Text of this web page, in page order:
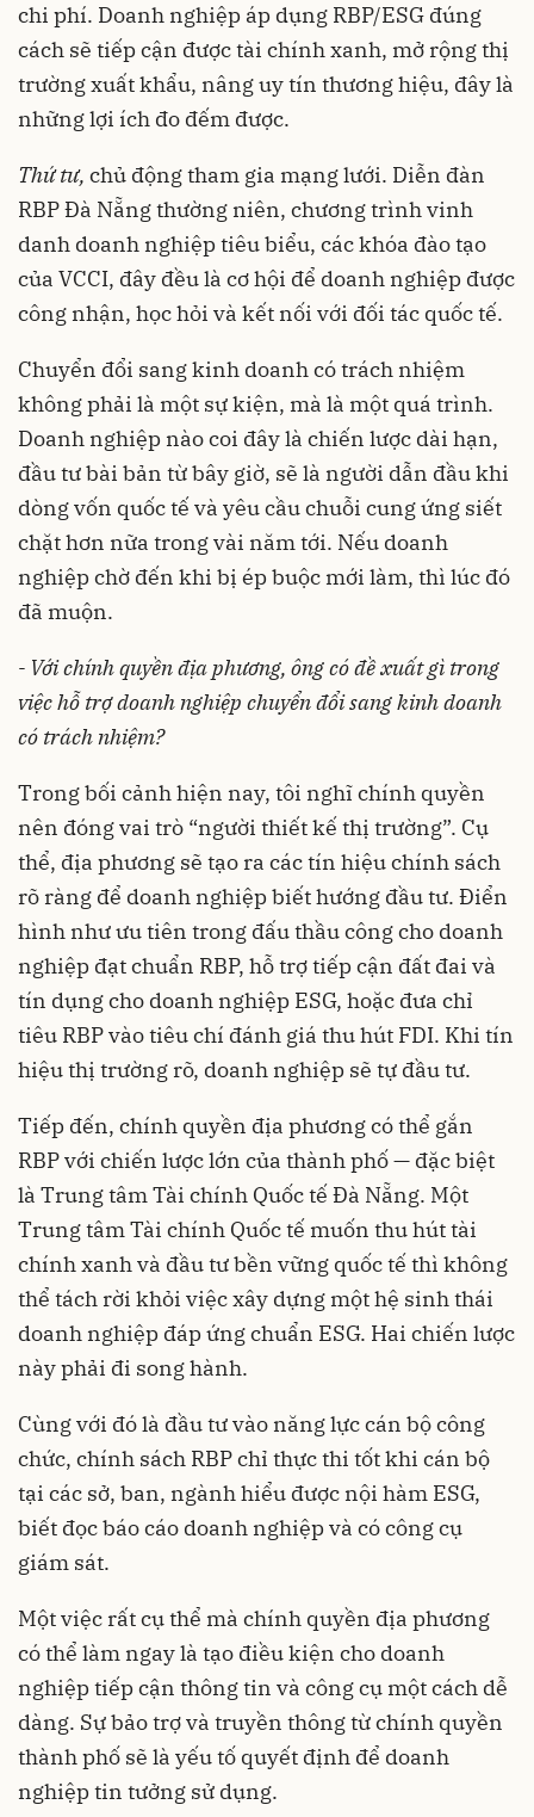
chi phí. Doanh nghiệp áp dụng RBP/ESG đúng
cách sẽ tiếp cận được tài chính xanh, mở rộng thị
trường xuất khẩu, nâng uy tín thương hiệu, đây là
những lợi ích đo đếm được.
Thứ tư, chủ động tham gia mạng lưới. Diễn đàn
RBP Đà Nẵng thường niên, chương trình vinh
danh doanh nghiệp tiêu biểu, các khóa đào tạo
của VCCI, đây đều là cơ hội để doanh nghiệp được
công nhận, học hỏi và kết nối với đối tác quốc tế.
Chuyển đổi sang kinh doanh có trách nhiệm
không phải là một sự kiện, mà là một quá trình.
Doanh nghiệp nào coi đây là chiến lược dài hạn,
đầu tư bài bản từ bây giờ, sẽ là người dẫn đầu khi
dòng vốn quốc tế và yêu cầu chuỗi cung ứng siết
chặt hơn nữa trong vài năm tới. Nếu doanh
nghiệp chờ đến khi bị ép buộc mới làm, thì lúc đó
đã muộn.
- Với chính quyền địa phương, ông có đề xuất gì trong
việc hỗ trợ doanh nghiệp chuyển đổi sang kinh doanh
có trách nhiệm?
Trong bối cảnh hiện nay, tôi nghĩ chính quyền
nên đóng vai trò “người thiết kế thị trường”. Cụ
thể, địa phương sẽ tạo ra các tín hiệu chính sách
rõ ràng để doanh nghiệp biết hướng đầu tư. Điển
hình như ưu tiên trong đấu thầu công cho doanh
nghiệp đạt chuẩn RBP, hỗ trợ tiếp cận đất đai và
tín dụng cho doanh nghiệp ESG, hoặc đưa chỉ
tiêu RBP vào tiêu chí đánh giá thu hút FDI. Khi tín
hiệu thị trường rõ, doanh nghiệp sẽ tự đầu tư.
Tiếp đến, chính quyền địa phương có thể gắn
RBP với chiến lược lớn của thành phố — đặc biệt
là Trung tâm Tài chính Quốc tế Đà Nẵng. Một
Trung tâm Tài chính Quốc tế muốn thu hút tài
chính xanh và đầu tư bền vững quốc tế thì không
thể tách rời khỏi việc xây dựng một hệ sinh thái
doanh nghiệp đáp ứng chuẩn ESG. Hai chiến lược
này phải đi song hành.
Cùng với đó là đầu tư vào năng lực cán bộ công
chức, chính sách RBP chỉ thực thi tốt khi cán bộ
tại các sở, ban, ngành hiểu được nội hàm ESG,
biết đọc báo cáo doanh nghiệp và có công cụ
giám sát.
Một việc rất cụ thể mà chính quyền địa phương
có thể làm ngay là tạo điều kiện cho doanh
nghiệp tiếp cận thông tin và công cụ một cách dễ
dàng. Sự bảo trợ và truyền thông từ chính quyền
thành phố sẽ là yếu tố quyết định để doanh
nghiệp tin tưởng sử dụng.